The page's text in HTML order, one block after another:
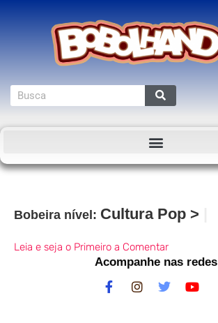
Bobeira nível: Cultura Pop >
Leia e seja o Primeiro a Comentar
Acompanhe nas redes